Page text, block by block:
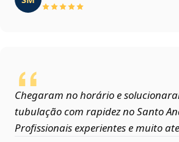
Chegaram no horário e
tubulação com rapidez no Santo
Profissionais experientes e muito